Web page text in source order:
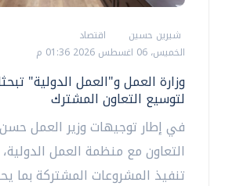
شيرين حسين
اقتصاد
الخميس، 06 اغسطس 2026 01:36 م
وزارة العمل و"العمل الدولية"
لتوسيع التعاون المشترك
في إطار توجيهات وزير العمل حسن
التعاون مع منظمة العمل
تنفيذ المشروعات المشتركة بما